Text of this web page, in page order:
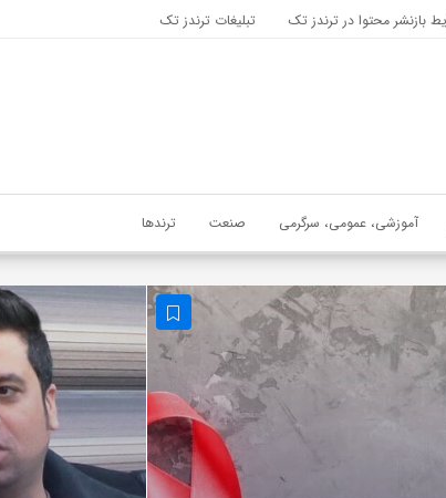
بازنشر محتوا در ترندز تک تبلیغات ترندز تک
آموزشی، عمومی، سرگرمی صنعت ترندها